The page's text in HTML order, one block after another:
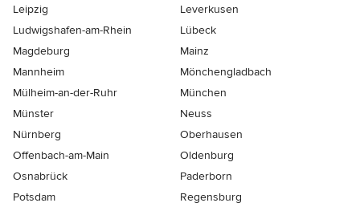
Leipzig
Leverkusen
Ludwigshafen-am-Rhein
Lübeck
Magdeburg
Mainz
Mannheim
Mönchen­gladbach
Mülheim-an-der-Ruhr
München
Münster
Neuss
Nürnberg
Oberhausen
Offenbach-am-Main
Oldenburg
Osnabrück
Paderborn
Potsdam
Regensburg